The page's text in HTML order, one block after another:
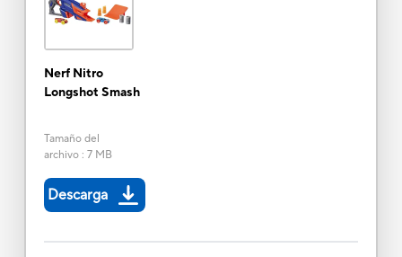
Nerf Nitro
Longshot Smash
Tamaño del
archivo: 7 MB
Descarga